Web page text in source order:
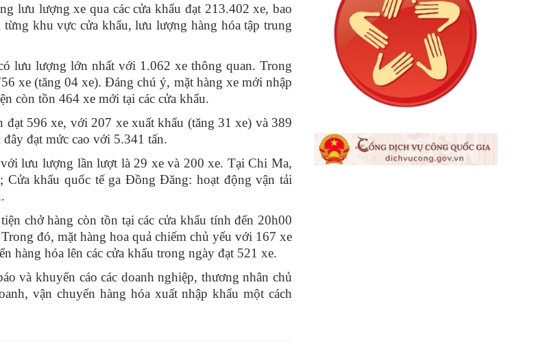
lượng xe qua các cửa khẩu đạt 213.402 xe, bao
khu vực cửa khẩu, lưu lượng hàng hóa tập trung
lượng lớn nhất với 1.062 xe thông quan. Trong
xe (tăng 04 xe). Đáng chú ý, mặt hàng xe mới nhập
còn tồn 464 xe mới tại các cửa khẩu.
596 xe, với 207 xe xuất khẩu (tăng 31 xe) và 389
đạt mức cao với 5.341 tấn.
lượng lần lượt là 29 xe và 200 xe. Tại Chi Ma,
khẩu quốc tế ga Đồng Đăng: hoạt động vận tải
hàng còn tồn tại các cửa khẩu tính đến 20h00
đó, mặt hàng hoa quả chiếm chủ yếu với 167 xe
hàng hóa lên các cửa khẩu trong ngày đạt 521 xe.
khuyến cáo các doanh nghiệp, thương nhân chủ
vận chuyển hàng hóa xuất nhập khẩu một cách